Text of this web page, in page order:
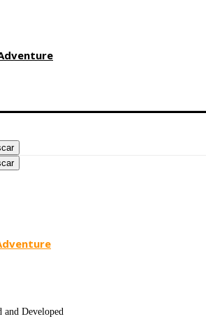
and Developed